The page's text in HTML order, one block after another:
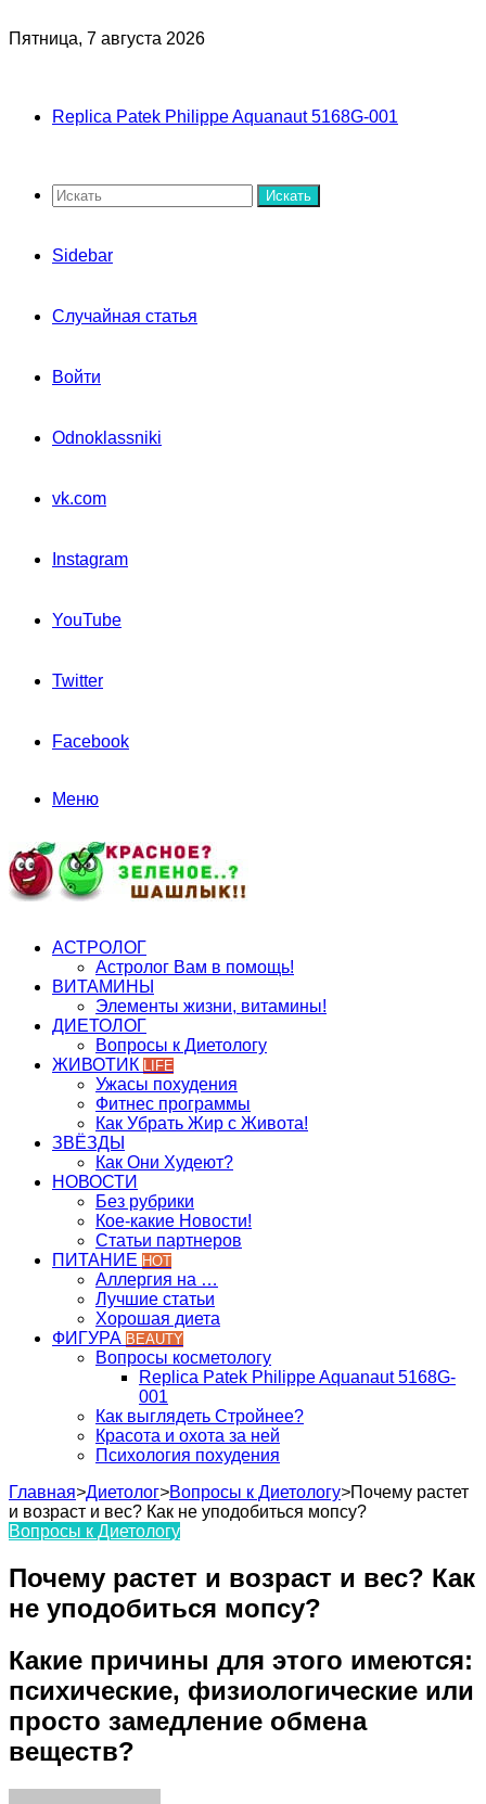
Пятница, 7 августа 2026
Replica Patek Philippe Aquanaut 5168G-001
Искать
Sidebar
Случайная статья
Войти
Odnoklassniki
vk.com
Instagram
YouTube
Twitter
Facebook
Меню
АСТРОЛОГ
Астролог Вам в помощь!
ВИТАМИНЫ
Элементы жизни, витамины!
ДИЕТОЛОГ
Вопросы к Диетологу
ЖИВОТИК LIFE
Ужасы похудения
Фитнес программы
Как Убрать Жир с Живота!
ЗВЁЗДЫ
Как Они Худеют?
НОВОСТИ
Без рубрики
Кое-какие Новости!
Статьи партнеров
ПИТАНИЕ HOT
Аллергия на …
Лучшие статьи
Хорошая диета
ФИГУРА BEAUTY
Вопросы косметологу
Replica Patek Philippe Aquanaut 5168G-
001
Как выглядеть Стройнее?
Красота и охота за ней
Психология похудения
Главная>Диетолог>Вопросы к Диетологу>Почему растет
и возраст и вес? Как не уподобиться мопсу?
Вопросы к Диетологу
Почему растет и возраст и вес? Как
не уподобиться мопсу?
Какие причины для этого имеются:
психические, физиологические или
просто замедление обмена
веществ?